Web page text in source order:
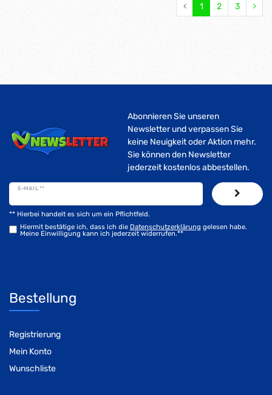
1 2 3
Abonnieren Sie unseren
Newsletter und verpassen Sie
keine Neuigkeit oder Aktion mehr.
Sie können den Newsletter
jederzeit kostenlos abbestellen.
E-MAIL **
Hiermit bestätige ich, dass ich die Daten­schutz­erklärung gelesen habe.
Meine Einwilligung kann ich jederzeit widerrufen.**
** Hierbei handelt es sich um ein Pflichtfeld.
Bestellung
Registrierung
Mein Konto
Wunschliste